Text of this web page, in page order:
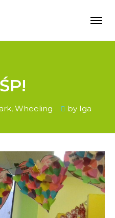
, Wheeling by Iga